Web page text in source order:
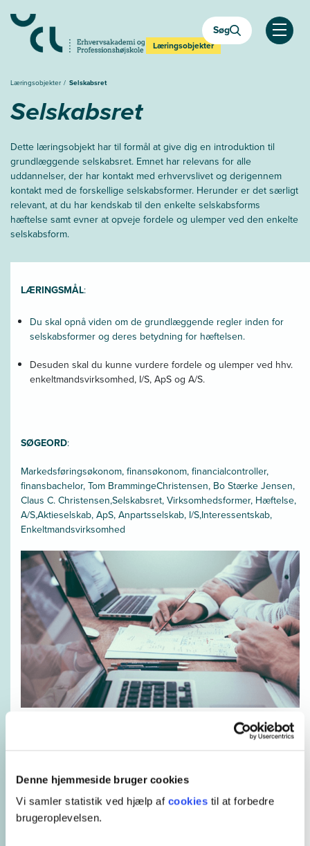
Denne hjemmeside bruger cookies
Vi samler statistik ved hjælp af cookies til at forbedre
brugeroplevelsen.
Læringsobjekter
Søg
Åben
Læringsobjekter Selskabsret
Selskabsret
Dette læringsobjekt har til formål at give dig en introduktion til
grundlæggende selskabsret. Emnet har relevans for alle
uddannelser, der har kontakt med erhvervslivet og derigennem
kontakt med de forskellige selskabsformer. Herunder er det særligt
relevant, at du har kendskab til den enkelte selskabsforms
hæftelse samt evner at opveje fordele og ulemper ved den enkelte
selskabsform.
LÆRINGSMÅL:
Du skal opnå viden om de grundlæggende regler inden for
selskabsformer og deres betydning for hæftelsen.
Desuden skal du kunne vurdere fordele og ulemper ved hhv.
enkeltmandsvirksomhed, I/S, ApS og A/S.
SØGEORD:
Markedsføringsøkonom, finansøkonom, financialcontroller,
finansbachelor, Tom BrammingeChristensen, Bo Stærke Jensen,
Claus C. Christensen,Selskabsret, Virksomhedsformer, Hæftelse,
A/S,Aktieselskab, ApS, Anpartsselskab, I/S,Interessentskab,
Enkeltmandsvirksomhed
Hent læringsobjekt